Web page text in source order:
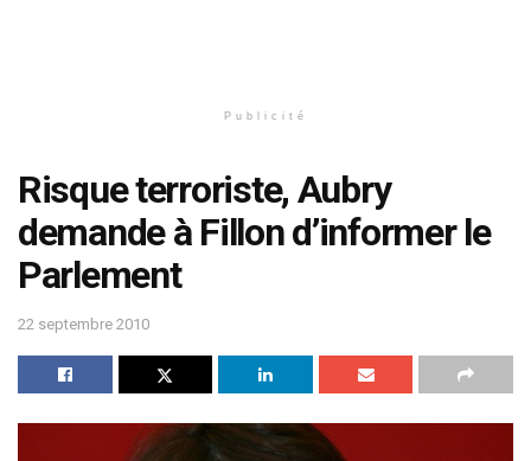
Publicité
Risque terroriste, Aubry
demande à Fillon d’informer le
Parlement
22 septembre 2010